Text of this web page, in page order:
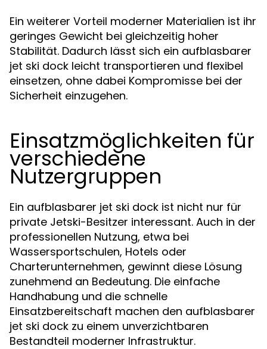
Ein weiterer Vorteil moderner Materialien ist ihr
geringes Gewicht bei gleichzeitig hoher
Stabilität. Dadurch lässt sich ein aufblasbarer
jet ski dock leicht transportieren und flexibel
einsetzen, ohne dabei Kompromisse bei der
Sicherheit einzugehen.
Einsatzmöglichkeiten für
verschiedene
Nutzergruppen
Ein aufblasbarer jet ski dock ist nicht nur für
private Jetski-Besitzer interessant. Auch in der
professionellen Nutzung, etwa bei
Wassersportschulen, Hotels oder
Charterunternehmen, gewinnt diese Lösung
zunehmend an Bedeutung. Die einfache
Handhabung und die schnelle
Einsatzbereitschaft machen den aufblasbarer
jet ski dock zu einem unverzichtbaren
Bestandteil moderner Infrastruktur.